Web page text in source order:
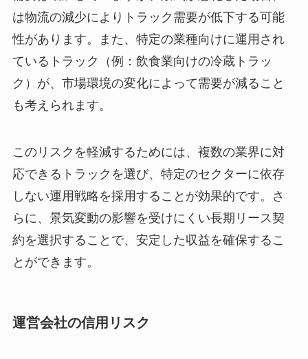
は物流の減少によりトラック需要が低下する可能
性があります。また、特定の業種向けに運用され
ているトラック（例：飲食業向けの冷蔵トラッ
ク）が、市場環境の変化によって需要が減ること
も考えられます。
このリスクを軽減するためには、複数の業界に対
応できるトラックを選び、特定のセクターに依存
しない運用戦略を採用することが効果的です。さ
らに、景気変動の影響を受けにくい長期リース契
約を選択することで、安定した収益を確保するこ
とができます。
運営会社の信用リスク